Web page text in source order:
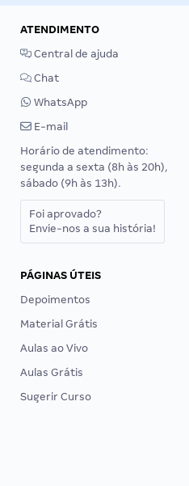
ATENDIMENTO
Central de ajuda
Chat
WhatsApp
E-mail
Horário de atendimento:
segunda a sexta (8h às 20h),
sábado (9h às 13h).
Foi aprovado?
Envie-nos a sua história!
PÁGINAS ÚTEIS
Depoimentos
Material Grátis
Aulas ao Vivo
Aulas Grátis
Sugerir Curso